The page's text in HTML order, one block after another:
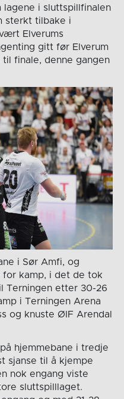
i sluttspillfinalen
sterkt tilbake i
Elverums
gitt før Elverum
finale, denne gangen
i Sør Amfi, og
for kamp, i det de tok
Terningen etter 30-26
i Terningen Arena
og knuste ØIF Arendal
hjemmebane i tredje
sjanse til å kjempe
nok engang viste
sluttspilllaget.